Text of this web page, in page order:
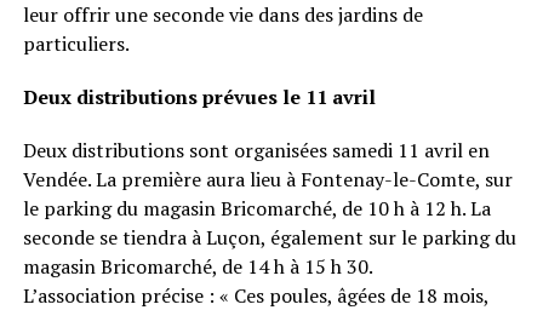
leur offrir une seconde vie dans des jardins de
particuliers.
Deux distributions prévues le 11 avril
Deux distributions sont organisées samedi 11 avril en
Vendée. La première aura lieu à Fontenay-le-Comte, sur
le parking du magasin Bricomarché, de 10 h à 12 h. La
seconde se tiendra à Luçon, également sur le parking du
magasin Bricomarché, de 14 h à 15 h 30.
L’association précise : « Ces poules, âgées de 18 mois,